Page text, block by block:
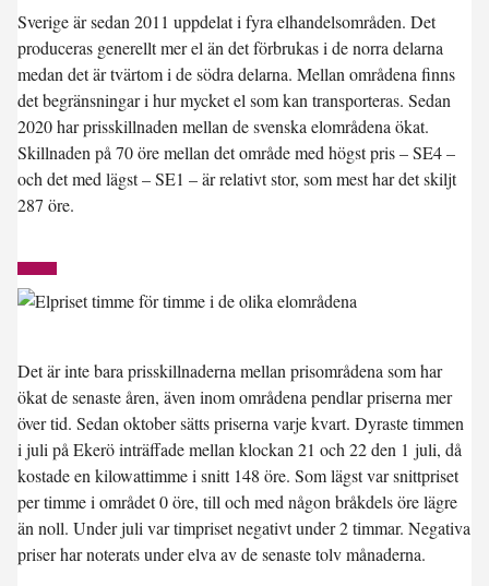
Sverige är sedan 2011 uppdelat i fyra elhandelsområden. Det
produceras generellt mer el än det förbrukas i de norra delarna
medan det är tvärtom i de södra delarna. Mellan områdena finns
det begränsningar i hur mycket el som kan transporteras. Sedan
2020 har prisskillnaden mellan de svenska elområdena ökat.
Skillnaden på 70 öre mellan det område med högst pris – SE4 –
och det med lägst – SE1 – är relativt stor, som mest har det skiljt
287 öre.
Det är inte bara prisskillnaderna mellan prisområdena som har
ökat de senaste åren, även inom områdena pendlar priserna mer
över tid. Sedan oktober sätts priserna varje kvart. Dyraste timmen
i juli på Ekerö inträffade mellan klockan 21 och 22 den 1 juli, då
kostade en kilowattimme i snitt 148 öre. Som lägst var snittpriset
per timme i området 0 öre, till och med någon bråkdels öre lägre
än noll. Under juli var timpriset negativt under 2 timmar. Negativa
priser har noterats under elva av de senaste tolv månaderna.